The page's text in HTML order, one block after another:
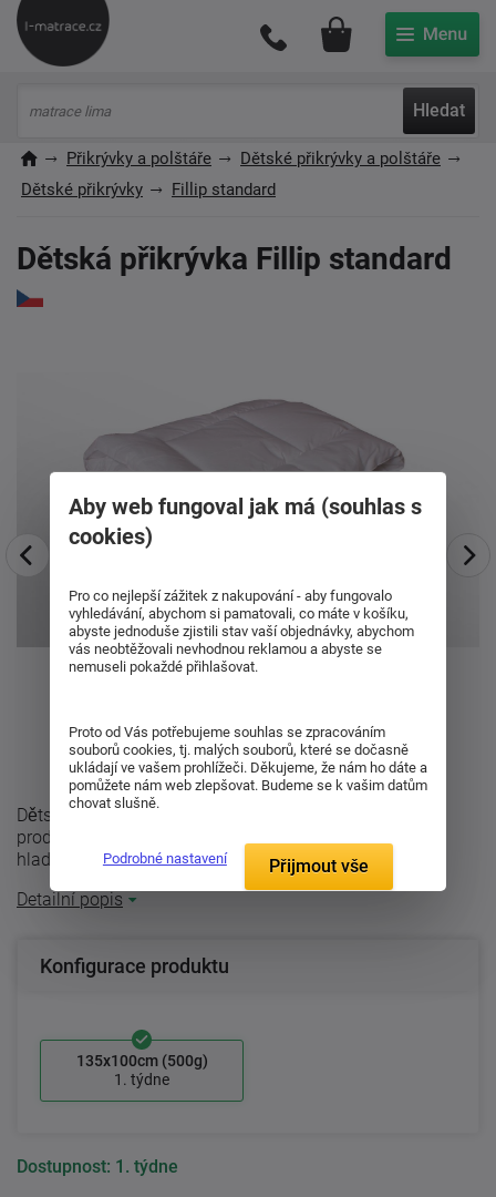
Hledat
Můj účet
Přikrývky a polštáře
Dětské přikrývky a polštáře
Dětské přikrývky
Fillip standard
Dětská přikrývka Fillip standard
Dětská heboučká a nadýchaná přikrývka se skvělou
prodyšností, je vhodná pro alergiky i astmatiky. Svým
hladkým povrchem, větším množstvím ...
Detailní popis
Konfigurace produktu
135x100cm (500g)
1. týdne
Dostupnost: 1. týdne
Aby web fungoval jak má (souhlas s
cookies)
Pro co nejlepší zážitek z nakupování - aby fungovalo
vyhledávání, abychom si pamatovali, co máte v košíku,
abyste jednoduše zjistili stav vaší objednávky, abychom
vás neobtěžovali nevhodnou reklamou a abyste se
nemuseli pokaždé přihlašovat.
Proto od Vás potřebujeme souhlas se zpracováním
souborů cookies, tj. malých souborů, které se dočasně
ukládají ve vašem prohlížeči. Děkujeme, že nám ho dáte a
pomůžete nám web zlepšovat. Budeme se k vašim datům
chovat slušně.
Podrobné nastavení Přijmout vše